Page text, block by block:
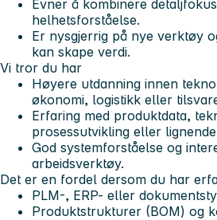
Evner å kombinere
helhetsforståelse.
Er nysgjerrig på nye verktøy
kan skape verdi.
Vi tror du har
Høyere utdanning innen
økonomi, logistikk eller
Erfaring med produktdata,
prosessutvikling eller
God systemforståelse og
arbeidsverktøy.
Det er en fordel dersom du har
PLM-, ERP- eller
Produktstrukturer (BOM) og